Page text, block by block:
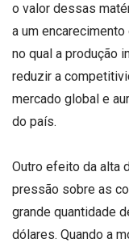
o valor dessas
a um
no qual a produção
reduzir a
mercado global e
do país.
Outro efeito da alta
pressão sobre as
grande quantidade
dólares. Quando a